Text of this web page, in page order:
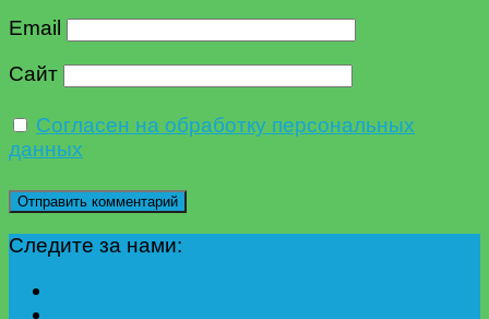
Email
Сайт
Согласен на обработку персональных
данных
Следите за нами: